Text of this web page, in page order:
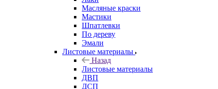
Масляные краски
Мастики
Шпатлевки
По дереву
Эмали
Листовые материалы
Назад
Листовые материалы
ДВП
ДСП